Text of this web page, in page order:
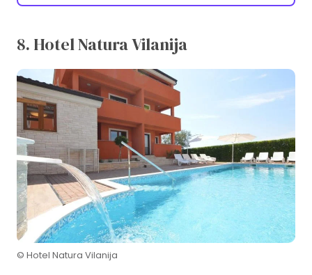
8. Hotel Natura Vilanija
© Hotel Natura Vilanija